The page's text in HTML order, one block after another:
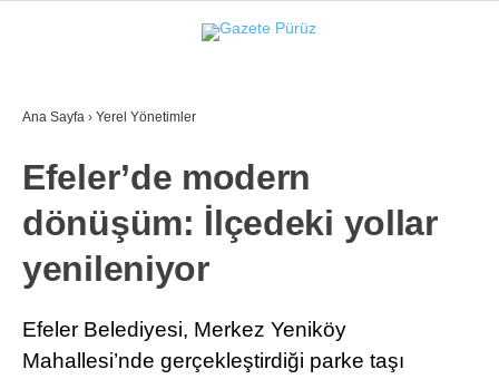
YEREL YÖNETIMLER
GÜNCEL
EKONOMI
POLITIKA
SAĞLIK
Ana Sayfa › Yerel Yönetimler
Efeler’de modern
dönüşüm: İlçedeki yollar
yenileniyor
Efeler Belediyesi, Merkez Yeniköy
Mahallesi’nde gerçekleştirdiği parke taşı